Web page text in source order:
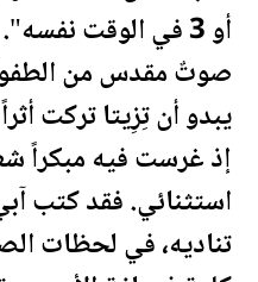
أو 3 في الوقت نفسه".
صوتٌ مقدس من
يبدو أن تِزِيتا تركت
إذ غرست فيه
استثنائي. فقد كتب
تناديه، في لحظات